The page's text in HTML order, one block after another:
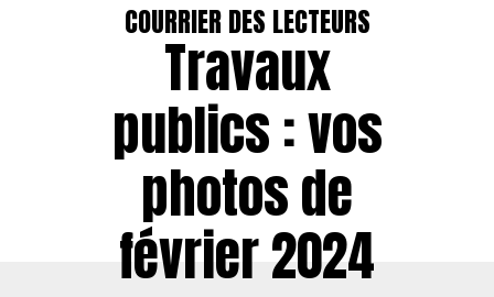
COURRIER DES LECTEURS
Travaux
publics : vos
photos de
février 2024